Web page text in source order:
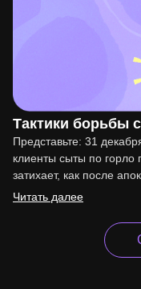
Тактики борьбы
Представьте: 31
клиенты сыты по горло
затихает, как после
Читать далее